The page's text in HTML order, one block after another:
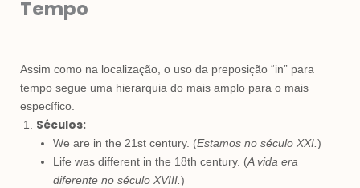
Tempo
Assim como na localização, o uso da preposição “in” para
tempo segue uma hierarquia do mais amplo para o mais
específico.
Séculos:
We are in the 21st century. (Estamos no século XXI.)
Life was different in the 18th century. (A vida era
diferente no século XVIII.)